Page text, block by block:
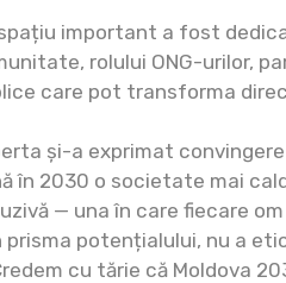
important a fost
rolului ONG-urilor,
care pot transforma
și-a exprimat
în 2030 o societate mai
— una în care fiecare
prisma potențialului, nu a
cu tărie că Moldova